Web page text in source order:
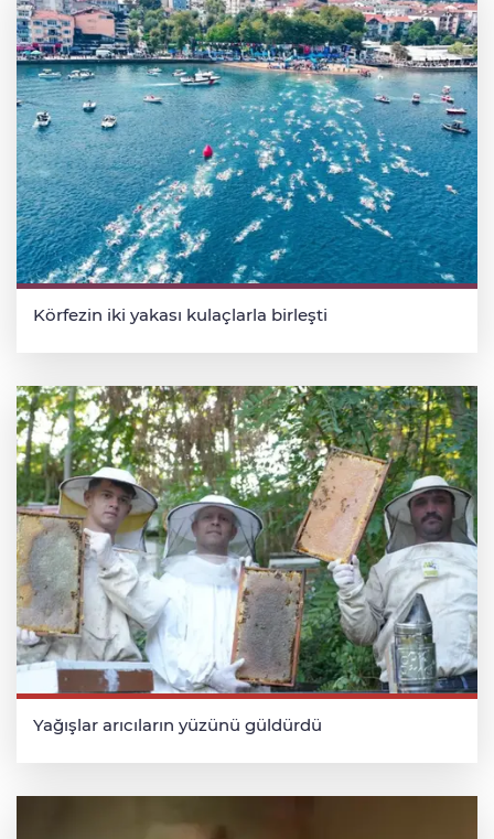
Körfezin iki yakası kulaçlarla birleşti
Yağışlar arıcıların yüzünü güldürdü